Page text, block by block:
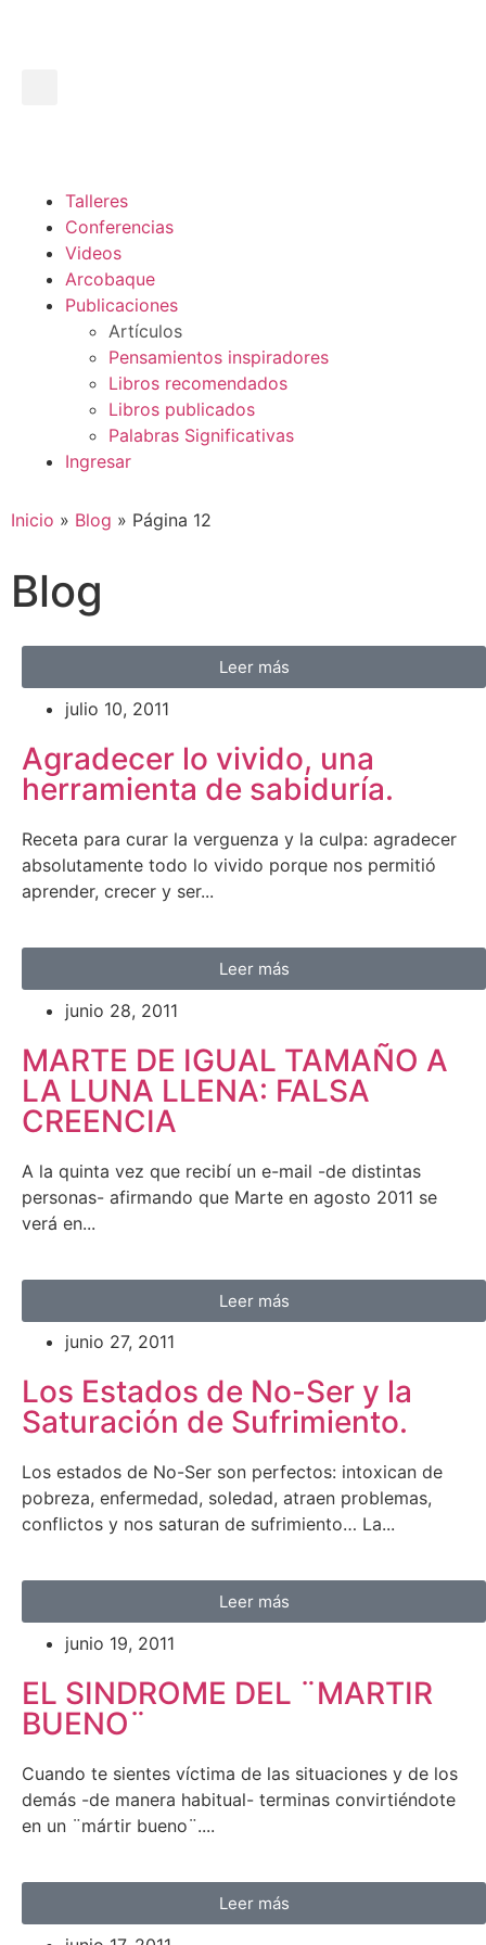
Talleres
Conferencias
Videos
Arcobaque
Publicaciones
Artículos
Pensamientos inspiradores
Libros recomendados
Libros publicados
Palabras Significativas
Ingresar
Inicio » Blog » Página 12
Blog
julio 10, 2011
Agradecer lo vivido, una
herramienta de sabiduría.
Receta para curar la verguenza y la culpa: agradecer
absolutamente todo lo vivido porque nos permitió
aprender, crecer y ser...
Leer más
junio 28, 2011
MARTE DE IGUAL TAMAÑO A
LA LUNA LLENA: FALSA
CREENCIA
A la quinta vez que recibí un e-mail -de distintas
personas- afirmando que Marte en agosto 2011 se
verá en...
Leer más
junio 27, 2011
Los Estados de No-Ser y la
Saturación de Sufrimiento.
Los estados de No-Ser son perfectos: intoxican de
pobreza, enfermedad, soledad, atraen problemas,
conflictos y nos saturan de sufrimiento… La...
Leer más
junio 19, 2011
EL SINDROME DEL ¨MARTIR
BUENO¨
Cuando te sientes víctima de las situaciones y de los
demás -de manera habitual- terminas convirtiéndote
en un ¨mártir bueno¨....
Leer más
Leer más